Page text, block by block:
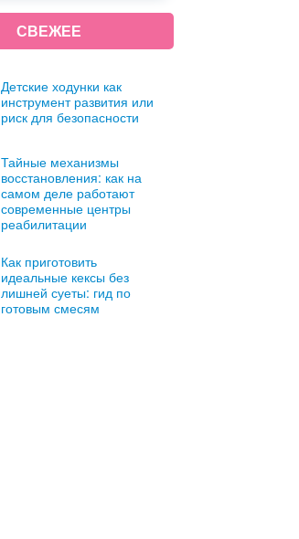
СВЕЖЕЕ
Детские ходунки как
инструмент развития или
риск для безопасности
Тайные механизмы
восстановления: как на
самом деле работают
современные центры
реабилитации
Как приготовить
идеальные кексы без
лишней суеты: гид по
готовым смесям